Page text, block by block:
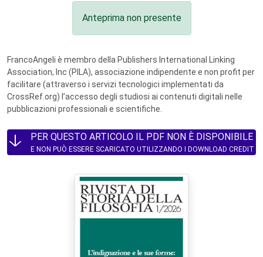
Anteprima non presente
FrancoAngeli è membro della Publishers International Linking
Association, Inc (PILA), associazione indipendente e non profit per
facilitare (attraverso i servizi tecnologici implementati da
CrossRef.org) l’accesso degli studiosi ai contenuti digitali nelle
pubblicazioni professionali e scientifiche.
PER QUESTO ARTICOLO IL PDF NON È DISPONIBILE
E NON PUÒ ESSERE SCARICATO UTILIZZANDO I DOWNLOAD CREDIT